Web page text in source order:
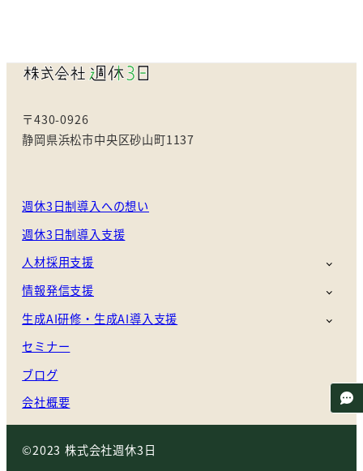
〒430-0926
静岡県浜松市中央区砂山町1137
週休3日制導入への想い
週休3日制導入支援
人材採用支援
情報発信支援
生成AI研修・生成AI導入支援
セミナー
ブログ
会社概要
©2023 株式会社週休3日